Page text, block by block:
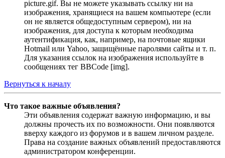
picture.gif. Вы не можете указывать ссылку ни на
изображения, хранящиеся на вашем компьютере (если
он не является общедоступным сервером), ни на
изображения, для доступа к которым необходима
аутентификация, как, например, на почтовые ящики
Hotmail или Yahoo, защищённые паролями сайты и т. п.
Для указания ссылок на изображения используйте в
сообщениях тег BBCode [img].
Вернуться к началу
Что такое важные объявления?
Эти объявления содержат важную информацию, и вы
должны прочесть их по возможности. Они появляются
вверху каждого из форумов и в вашем личном разделе.
Права на создание важных объявлений предоставляются
администратором конференции.